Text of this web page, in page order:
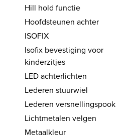
Hill hold functie
Hoofdsteunen achter
ISOFIX
Isofix bevestiging voor
kinderzitjes
LED achterlichten
Lederen stuurwiel
Lederen versnellingspook
Lichtmetalen velgen
Metaalkleur